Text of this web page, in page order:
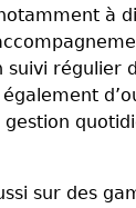
à
suivi régulier
sur des